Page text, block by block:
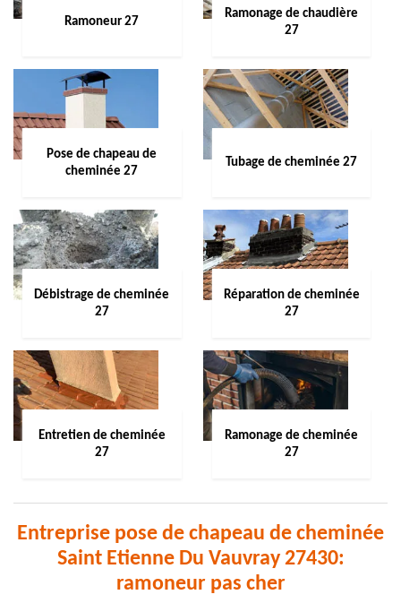
Ramoneur 27
Ramonage de chaudière
27
Pose de chapeau de
cheminée 27
Tubage de cheminée 27
Débistrage de cheminée
27
Réparation de cheminée
27
Entretien de cheminée
27
Ramonage de cheminée
27
Entreprise pose de chapeau de cheminée
Saint Etienne Du Vauvray 27430:
ramoneur pas cher